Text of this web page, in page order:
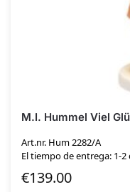
M.I. Hummel Viel
Art.nr. Hum 2282/A
El tiempo de entrega: 1-2
€139.00